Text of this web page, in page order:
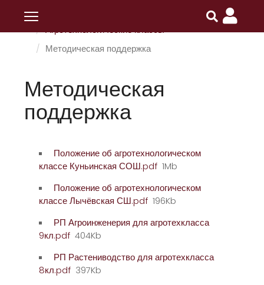
Главная
Агротехнологические классы
Методическая поддержка
Методическая
поддержка
Положение об агротехнологическом
классе Куньинская СОШ.pdf 1Mb
Положение об агротехнологическом
классе Лычёвская СШ.pdf 196Kb
РП Агроинженерия для агротехкласса
9кл.pdf 404Kb
РП Растениводство для агротехкласса
8кл.pdf 397Kb